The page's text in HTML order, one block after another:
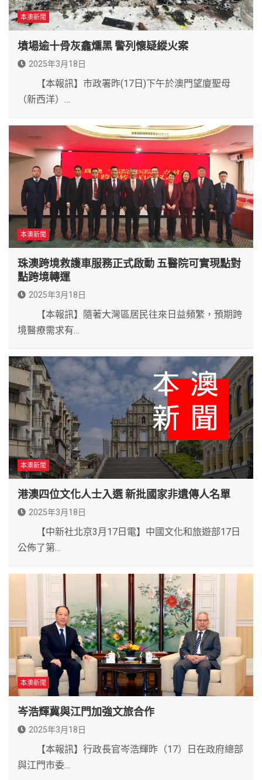
本澳新聞
墳場逾十骨灰龕燻黑 警列懷疑縱火案
2025年3月18日
【本報訊】市政署昨(17日)下午於澳門望廈聖母
（新西洋）…
本澳新聞
珠澳跨境救護車服務正式啟動 五醫院可實現點對
點跨境轉運
2025年3月18日
【本報訊】隨著大灣區居民往來日益頻繁，預期跨
境醫療需求有…
本澳新聞
港澳四位文化人士入選 新批國家非遺傳人名單
2025年3月18日
【中新社北京3月17日電】中國文化和旅遊部17日
公佈了第…
本澳新聞
岑浩輝冀與江門加強文旅合作
2025年3月18日
【本報訊】行政長官岑浩輝昨（17）日在政府總部
與江門市委…